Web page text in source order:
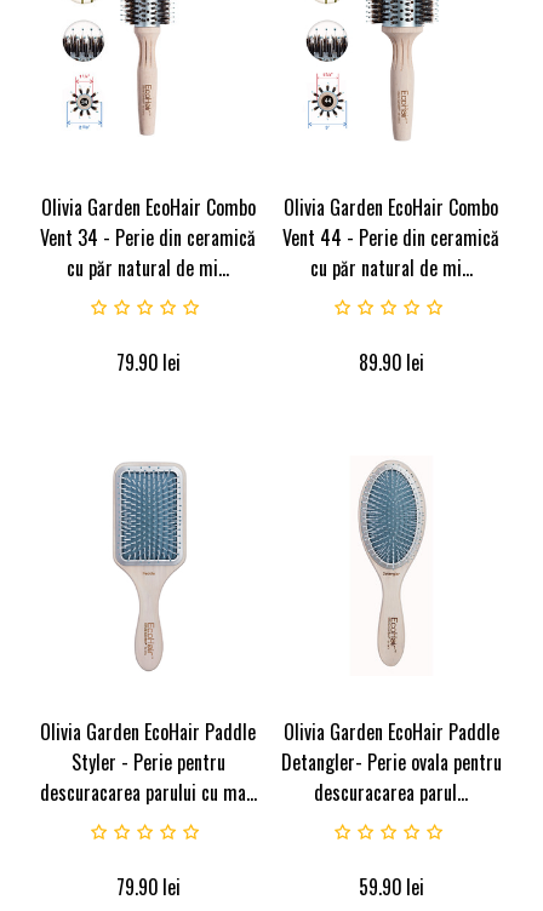
Olivia Garden EcoHair Combo
Vent 34 - Perie din ceramică
cu păr natural de mi...
79.90 lei
Olivia Garden EcoHair Combo
Vent 44 - Perie din ceramică
cu păr natural de mi...
89.90 lei
Olivia Garden EcoHair Paddle
Styler - Perie pentru
descuracarea parului cu ma...
79.90 lei
Olivia Garden EcoHair Paddle
Detangler- Perie ovala pentru
descuracarea parul...
59.90 lei